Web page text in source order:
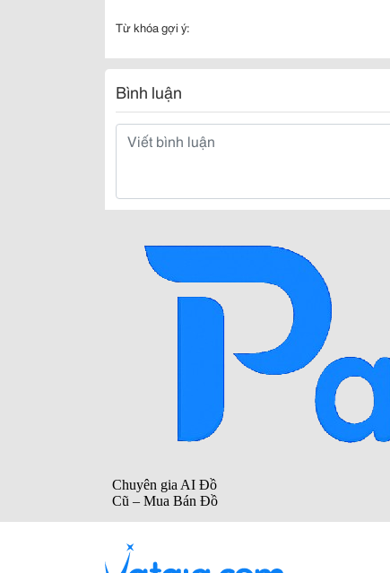
Từ khóa gợi ý:
Bình luận